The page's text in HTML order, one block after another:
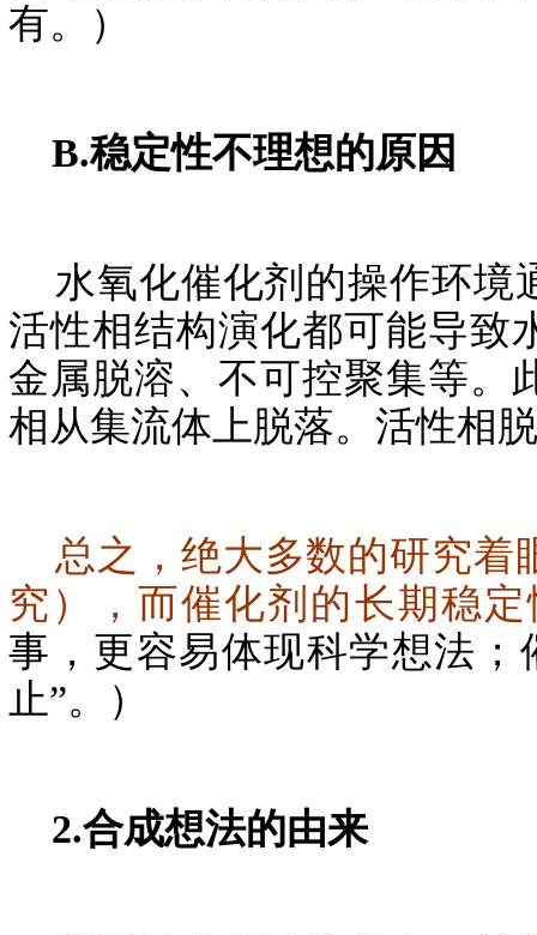
有。）
B.稳定性不理想的原因
水氧化催化剂的操作环境
活性相结构演化都可能导致
金属脱溶、不可控聚集等。
相从集流体上脱落。活性相
总之，绝大多数的研究着
究），而催化剂的长期稳
事，更容易体现科学想法
止”。）
2.合成想法的由来